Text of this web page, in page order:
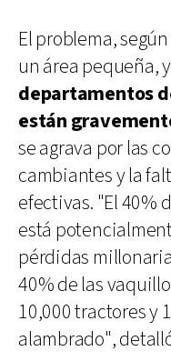
El problema,
un área pequeña,
departamentos
están
se agrava por las
cambiantes y la
efectivas. "El 40%
está
pérdidas
40% de las
10,000 tractores y
alambrado",